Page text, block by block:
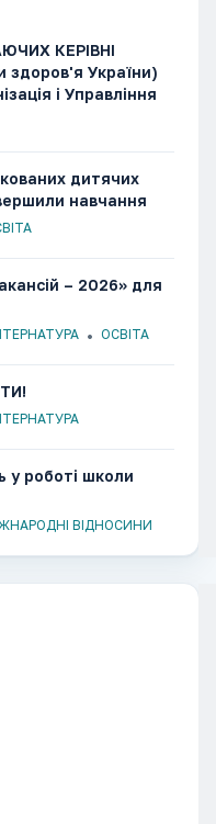
КЕРІВНІ
здоров'я України)
і Управління
дитячих
навчання
– 2026» для
ОСВІТА
у роботі школи
ВІДНОСИНИ